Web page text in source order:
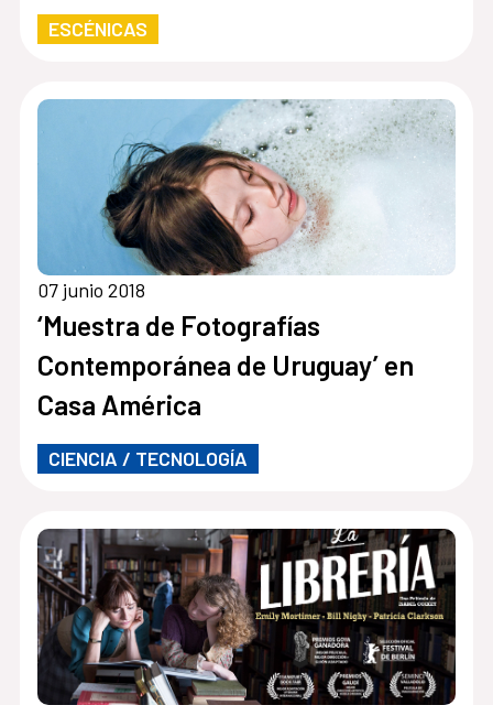
ESCÉNICAS
07 junio 2018
‘Muestra de Fotografías
Contemporánea de Uruguay’ en
Casa América
CIENCIA / TECNOLOGÍA